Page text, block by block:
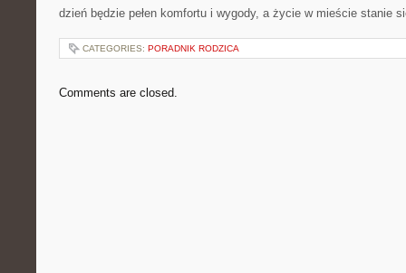
dzień będzie pełen ‍komfortu i wygody, a życie w mieście stanie
CATEGORIES: PORADNIK RODZICA
Comments are closed.